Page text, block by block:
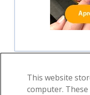
This website
computer.